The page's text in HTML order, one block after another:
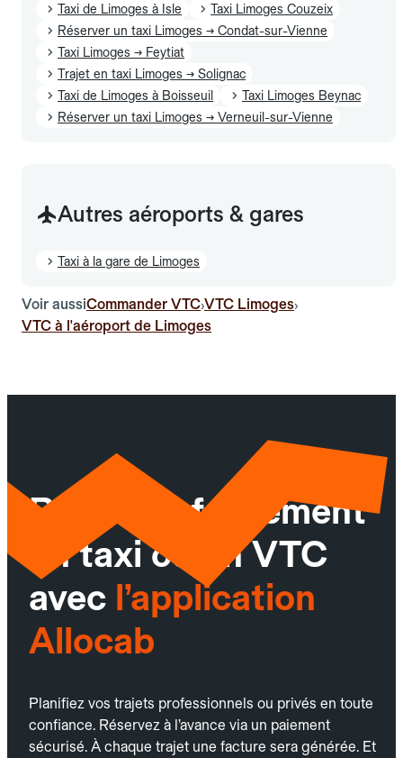
Taxi de Limoges à Isle
Taxi Limoges Couzeix
Réserver un taxi Limoges → Condat-sur-Vienne
Taxi Limoges → Feytiat
Trajet en taxi Limoges → Solignac
Taxi de Limoges à Boisseuil
Taxi Limoges Beynac
Réserver un taxi Limoges → Verneuil-sur-Vienne
Autres aéroports & gares
Taxi à la gare de Limoges
Voir aussiCommander VTC›VTC Limoges›
VTC à l'aéroport de Limoges
Réservez facilement
un taxi ou un VTC
avec l’application
Allocab
Planifiez vos trajets professionnels ou privés en toute
confiance. Réservez à l’avance via un paiement
sécurisé. À chaque trajet une facture sera générée. Et